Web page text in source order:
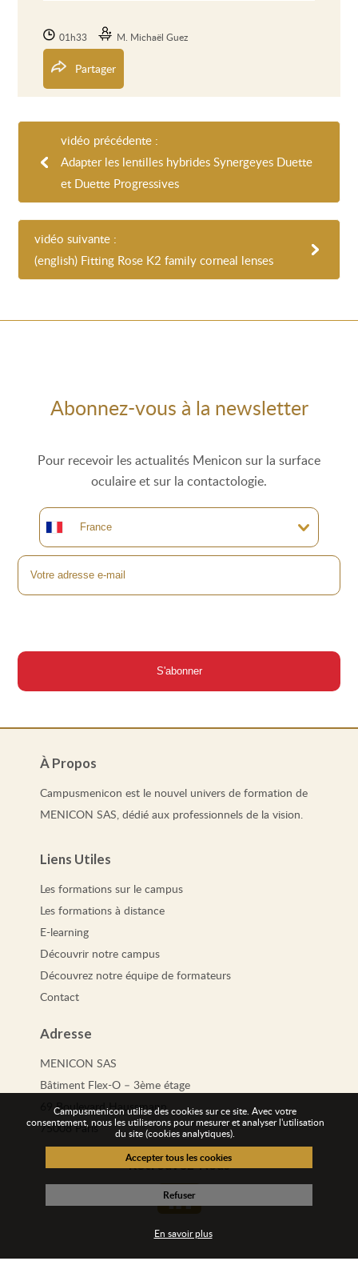
01h33 M. Michaël Guez
Partager
vidéo précédente :
Adapter les lentilles hybrides Synergeyes Duette
et Duette Progressives
vidéo suivante :
(english) Fitting Rose K2 family corneal lenses
Abonnez-vous à la newsletter
Pour recevoir les actualités Menicon sur la surface
oculaire et sur la contactologie.
À Propos
Campusmenicon est le nouvel univers de formation de
MENICON SAS, dédié aux professionnels de la vision.
Liens Utiles
Les formations sur le campus
Les formations à distance
E-learning
Découvrir notre campus
Découvrez notre équipe de formateurs
Contact
Adresse
MENICON SAS
Bâtiment Flex-O – 3ème étage
69 Boulevard Haussmann
75008 Paris
Retrouvez-Nous
Campusmenicon utilise des cookies sur ce site. Avec votre
consentement, nous les utiliserons pour mesurer et analyser l'utilisation
du site (cookies analytiques).
En savoir plus